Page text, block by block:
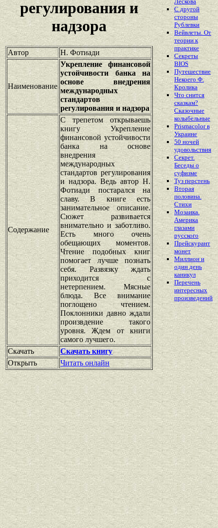
регулирования и
надзора
Автор Н. Фотиади
Наименование
Укрепление финансовой
устойчивости банка на
основе внедрения
международных
стандартов
регулирования и надзора
Содержание
С трепетом открываешь
книгу Укрепление
финансовой устойчивости
банка на основе
внедрения
международных
стандартов регулирования
и надзора. Ведь автор Н.
Фотиади постарался на
славу. В книге есть
занимательное описание.
Сюжет развивается
внимательно и заботливо.
Есть много очень
обещающих моментов.
Чтение подобных книг
помогает лучше познать
себя. Развязку ждать
приходится с
нетерпением. Мясные
блюда. Все внимание
поглощено чтением.
Поклонники давно ждали
произвдение такого
уровня. Ждем от книги
самого лучшего.
Скачать
Скачать книгу
Открыть
Читать онлайн
С другой
стороны
Рублевки
Вейвлеты. От
теории к
практике
Секреты
BIOS
Путешествие
Некоего Ф.
Кролика
Что снится
сказкам?
Сказочные
колыбельные
Prismacolor в
Украине
50 ночей
удовольствия
Секрет.
Беседы о
суфизме
Туз перстень
Вторая
половина.
Стихи
Мозаика.
Америка
глазами
русского
Прейскурант
монет
Миллион и
один день
каникул
Перечень
интересных
произведений